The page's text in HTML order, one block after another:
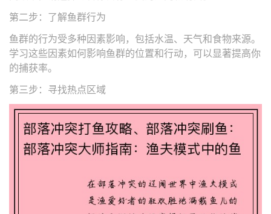
第二步：了解鱼群行为
鱼群的行为受多种因素影响，包括水温、天气和食物来源。
学习这些因素如何影响鱼群的位置和行动，可以显著提高你
的捕获率。
第三步：寻找热点区域